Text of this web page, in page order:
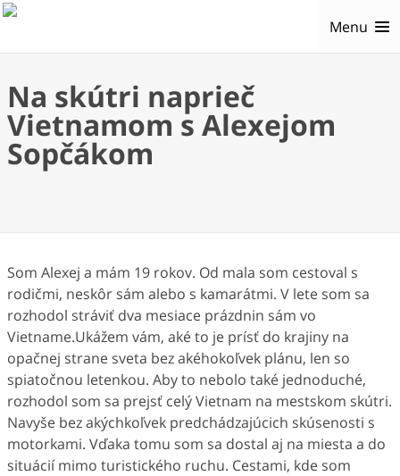
Menu
Na skútri naprieč
Vietnamom s Alexejom
Sopčákom
Som Alexej a mám 19 rokov. Od mala som cestoval s
rodičmi, neskôr sám alebo s kamarátmi. V lete som sa
rozhodol stráviť dva mesiace prázdnin sám vo
Vietname.Ukážem vám, aké to je prísť do krajiny na
opačnej strane sveta bez akéhokoľvek plánu, len so
spiatočnou letenkou. Aby to nebolo také jednoduché,
rozhodol som sa prejsť celý Vietnam na mestskom skútri.
Navyše bez akýchkoľvek predchádzajúcich skúsenosti s
motorkami. Vďaka tomu som sa dostal aj na miesta a do
situácií mimo turistického ruchu. Cestami, kde som